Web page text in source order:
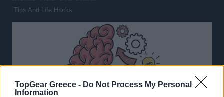
TopGear Greece - Do Not Process My Personal
Information